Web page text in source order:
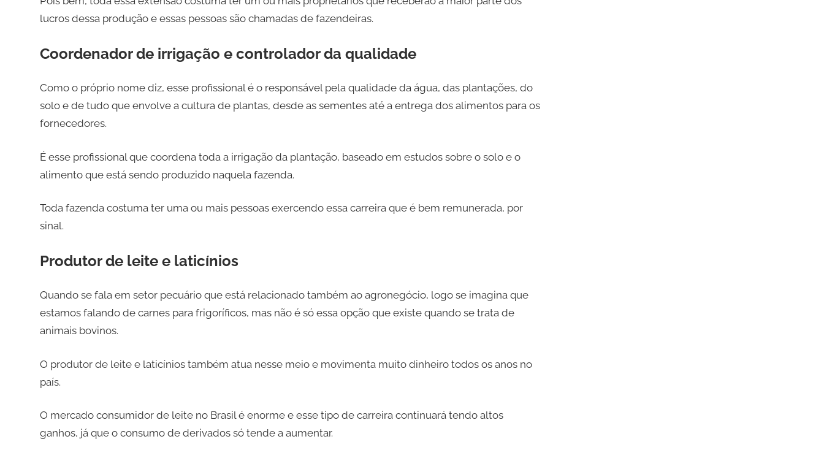
lucros dessa produção e essas pessoas são chamadas de fazendeiras.
Coordenador de irrigação e controlador da qualidade
Como o próprio nome diz, esse profissional é o responsável pela qualidade da água, das plantações, do
solo e de tudo que envolve a cultura de plantas, desde as sementes até a entrega dos alimentos para os
fornecedores.
É esse profissional que coordena toda a irrigação da plantação, baseado em estudos sobre o solo e o
alimento que está sendo produzido naquela fazenda.
Toda fazenda costuma ter uma ou mais pessoas exercendo essa carreira que é bem remunerada, por
sinal.
Produtor de leite e laticínios
Quando se fala em setor pecuário que está relacionado também ao agronegócio, logo se imagina que
estamos falando de carnes para frigoríficos, mas não é só essa opção que existe quando se trata de
animais bovinos.
O produtor de leite e laticínios também atua nesse meio e movimenta muito dinheiro todos os anos no
país.
O mercado consumidor de leite no Brasil é enorme e esse tipo de carreira continuará tendo altos
ganhos, já que o consumo de derivados só tende a aumentar.